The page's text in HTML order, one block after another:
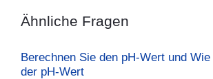
Ähnliche Fragen
Berechnen Sie den pH-Wert und
der pH-Wert